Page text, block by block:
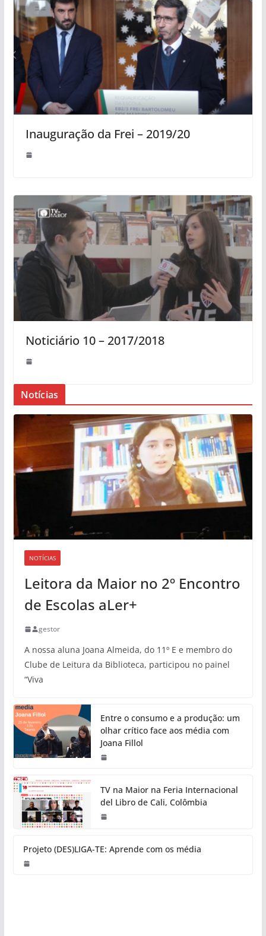
Inauguração da Frei – 2019/20
Noticiário 10 – 2017/2018
Notícias
NOTÍCIAS
Leitora da Maior no 2º Encontro
de Escolas aLer+
gestor
A nossa aluna Joana Almeida, do 11º E e membro do
Clube de Leitura da Biblioteca, participou no painel
“Viva
Entre o consumo e a produção: um
olhar crítico face aos média com
Joana Fillol
TV na Maior na Feria Internacional
del Libro de Cali, Colômbia
Projeto (DES)LIGA-TE: Aprende com os média